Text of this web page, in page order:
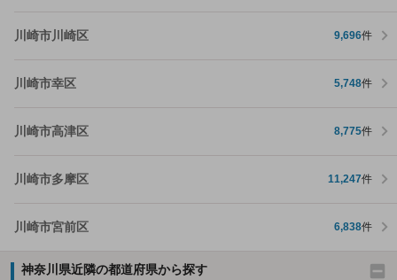
川崎市川崎区 9,696件
川崎市幸区 5,748件
川崎市高津区 8,775件
川崎市多摩区 11,247件
川崎市宮前区 6,838件
神奈川県近隣の都道府県から探す